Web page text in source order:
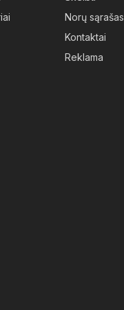
Norų sąrašas
Kontaktai
Reklama